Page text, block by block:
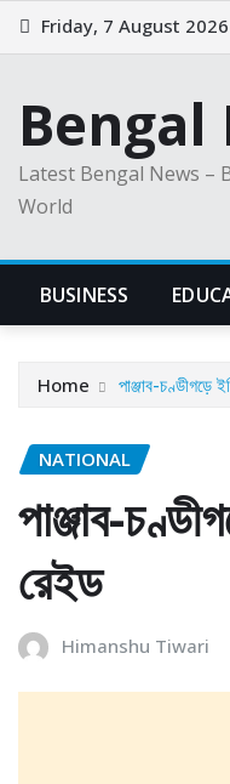
Skip
to
Friday, 7 August 2026
Bengal
Latest Bengal News –
World
BUSINESS
Home পাঞ্জাব-চণ্ডীগড়ে
NATIONAL
পাঞ্জাব-
রেইড
Himanshu Tiwari